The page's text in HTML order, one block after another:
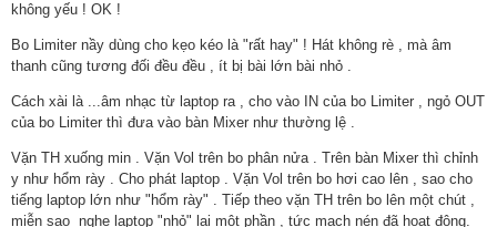
không yếu ! OK !
Bo Limiter nầy dùng cho kẹo kéo là "rất hay" ! Hát không rè , mà âm
thanh cũng tương đối đều đều , ít bị bài lớn bài nhỏ .
Cách xài là ...âm nhạc từ laptop ra , cho vào IN của bo Limiter , ngỏ OUT
của bo Limiter thì đưa vào bàn Mixer như thường lệ .
Vặn TH xuống min . Vặn Vol trên bo phân nửa . Trên bàn Mixer thì chỉnh
y như hổm rày . Cho phát laptop . Vặn Vol trên bo hơi cao lên , sao cho
tiếng laptop lớn như "hổm rày" . Tiếp theo vặn TH trên bo lên một chút ,
miễn sao nghe laptop "nhỏ" lại một phần , tức mạch nén đã hoạt động.